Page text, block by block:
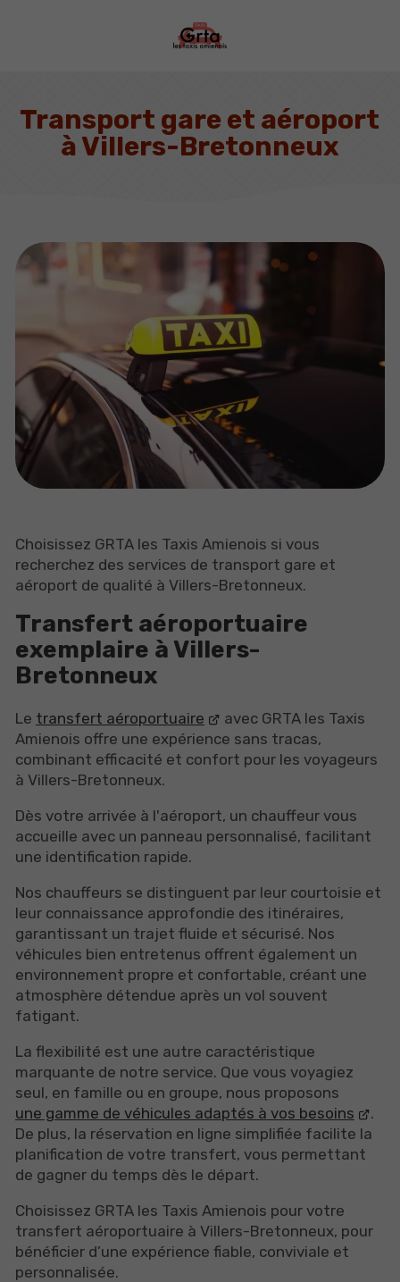
Transport gare et aéroport
à Villers-Bretonneux
Choisissez GRTA les Taxis Amienois si vous
recherchez des services de transport gare et
aéroport de qualité à Villers-Bretonneux.
Transfert aéroportuaire
exemplaire à Villers-
Bretonneux
Le transfert aéroportuaire
avec GRTA les Taxis
Amienois offre une expérience sans tracas,
combinant efficacité et confort pour les voyageurs
à Villers-Bretonneux.
Dès votre arrivée à l'aéroport, un chauffeur vous
accueille avec un panneau personnalisé, facilitant
une identification rapide.
Nos chauffeurs se distinguent par leur courtoisie et
leur connaissance approfondie des itinéraires,
garantissant un trajet fluide et sécurisé. Nos
véhicules bien entretenus offrent également un
environnement propre et confortable, créant une
atmosphère détendue après un vol souvent
fatigant.
La flexibilité est une autre caractéristique
marquante de notre service. Que vous voyagiez
seul, en famille ou en groupe, nous proposons
une gamme de véhicules adaptés à vos besoins
.
De plus, la réservation en ligne simplifiée facilite la
planification de votre transfert, vous permettant
de gagner du temps dès le départ.
Choisissez GRTA les Taxis Amienois pour votre
transfert aéroportuaire à Villers-Bretonneux, pour
bénéficier d’une expérience fiable, conviviale et
personnalisée.